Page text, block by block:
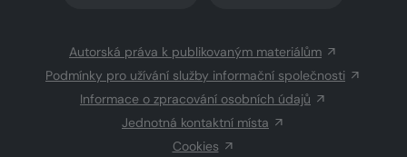
Autorská práva k publikovaným materiálům
Podmínky pro užívání služby informační společnosti
Informace o zpracování osobních údajů
Jednotná kontaktní místa
Cookies